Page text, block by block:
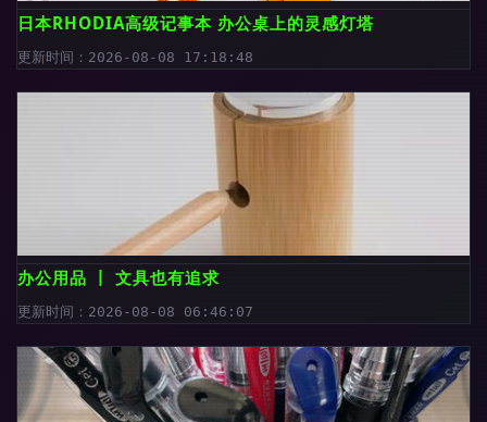
日本RHODIA高级记事本 办公桌上的灵感灯塔
更新时间：2026-08-08 17:18:48
办公用品 丨 文具也有追求
更新时间：2026-08-08 06:46:07